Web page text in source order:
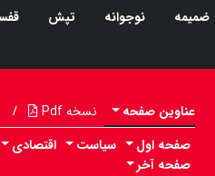
ضمیمه نوجوانه تپش
عناوین صفحه نسخه Pdf /
صفحه اول سیاست اقتصادی
صفحه آخر